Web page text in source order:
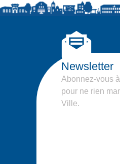
Newsletter
Abonnez-vous
pour ne rien
Ville.